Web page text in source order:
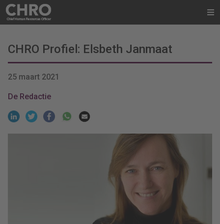
CHRO Profiel: Elsbeth Janmaat
25 maart 2021
De Redactie